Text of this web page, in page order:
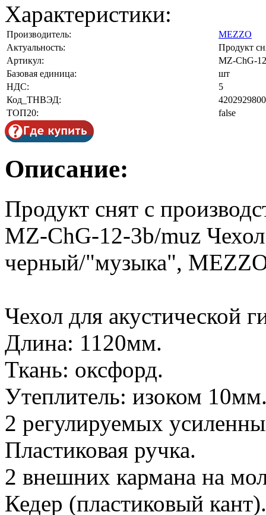
Характеристики:
Производитель:
MEZZO
Актуальность:
Продукт
Артикул:
MZ-ChG-
Базовая единица:
шт
НДС:
5
Код_ТНВЭД:
4202929800
ТОП20:
false
Описание:
Продукт снят с
MZ-ChG-12-3b/muz
черный/"музыка",
Чехол для акустической
Длина: 1120мм.
Ткань: оксфорд.
Утеплитель: изоком
2 регулируемых
Пластиковая ручка.
2 внешних кармана на
Кедер (пластиковый кант).